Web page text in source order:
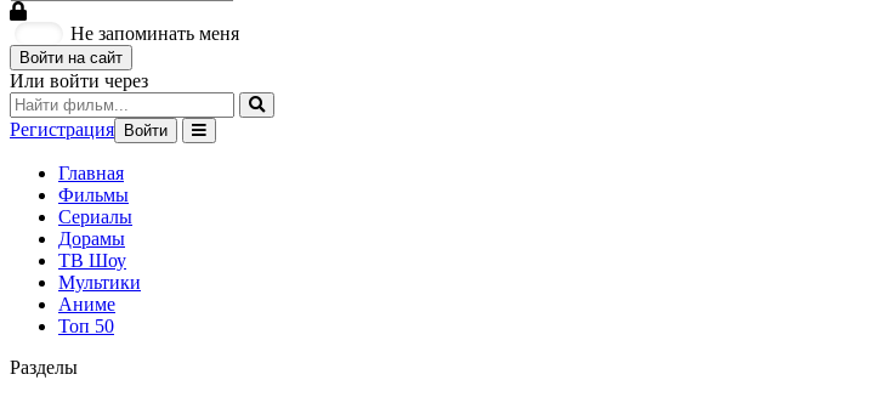
Не запоминать меня
Войти на сайт
Или войти через
Регистрация Войти
Главная
Фильмы
Сериалы
Дорамы
ТВ Шоу
Мультики
Аниме
Топ 50
Разделы